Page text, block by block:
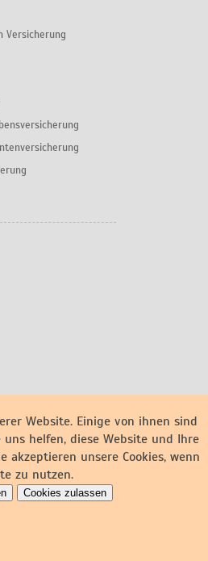
Versicherung
Website. Einige von ihnen sind
helfen, diese Website und Ihre
akzeptieren unsere Cookies, wenn
zu nutzen.
Cookies zulassen